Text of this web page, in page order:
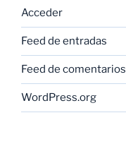
Acceder
Feed de entradas
Feed de comentarios
WordPress.org